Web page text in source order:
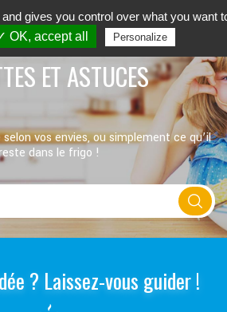
ET ASTUCES
vos envies, ou simplement ce qu’il
dans le frigo !
? Laissez-vous guider !
gives you control over what you want
OK, accept all Personalize